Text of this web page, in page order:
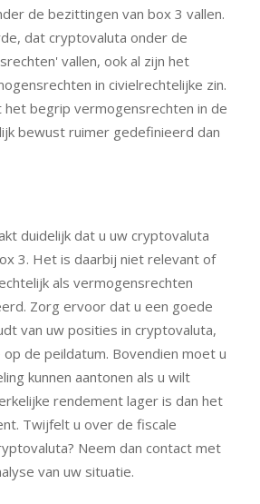
de bezittingen van box 3 vallen.
dat cryptovaluta onder de
vallen, ook al zijn het
in civielrechtelijke zin.
begrip vermogensrechten in de
bewust ruimer gedefinieerd dan
duidelijk dat u uw cryptovaluta
3. Het is daarbij niet relevant of
als vermogensrechten
Zorg ervoor dat u een goede
van uw posities in cryptovaluta,
de peildatum. Bovendien moet u
kunnen aantonen als u wilt
rendement lager is dan het
Twijfelt u over de fiscale
Neem dan contact met
van uw situatie.